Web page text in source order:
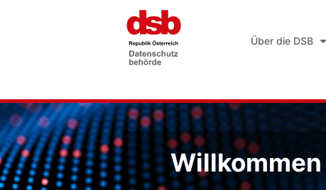
Über die DSB